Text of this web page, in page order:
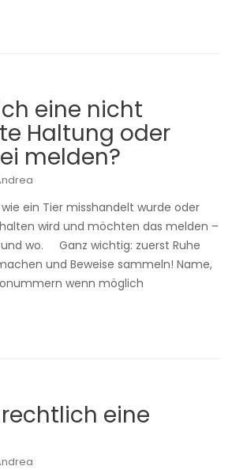
eine nicht
Haltung oder
melden?
ein Tier misshandelt wurde oder
wird und möchten das melden –
wo. Ganz wichtig: zuerst Ruhe
und Beweise sammeln! Name,
wenn möglich
eine